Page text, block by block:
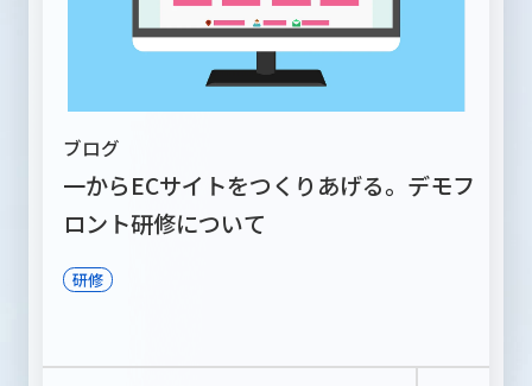
ブログ
一からECサイトをつくりあげる。デモフ
ロント研修について
研修